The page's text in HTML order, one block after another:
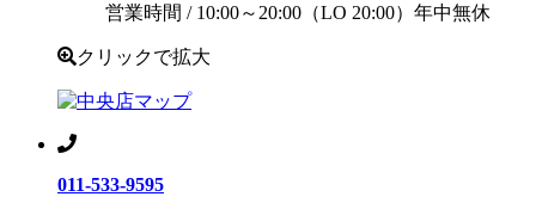
営業時間 / 10:00～20:00（LO 20:00）年中無休
クリックで拡大
011-533-9595